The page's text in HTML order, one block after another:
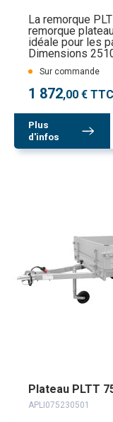
La remorque
remorque
idéale pour les
Dimensions
Sur commande
1 872,00 € TTC
Plus
d'infos
Plateau PLTT
APLI075230501